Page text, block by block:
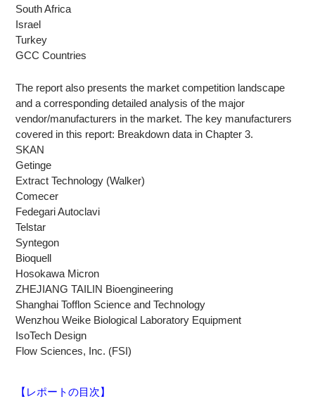
South Africa
Israel
Turkey
GCC Countries
The report also presents the market competition landscape
and a corresponding detailed analysis of the major
vendor/manufacturers in the market. The key manufacturers
covered in this report: Breakdown data in Chapter 3.
SKAN
Getinge
Extract Technology (Walker)
Comecer
Fedegari Autoclavi
Telstar
Syntegon
Bioquell
Hosokawa Micron
ZHEJIANG TAILIN Bioengineering
Shanghai Tofflon Science and Technology
Wenzhou Weike Biological Laboratory Equipment
IsoTech Design
Flow Sciences, Inc. (FSI)
【レポートの目次】